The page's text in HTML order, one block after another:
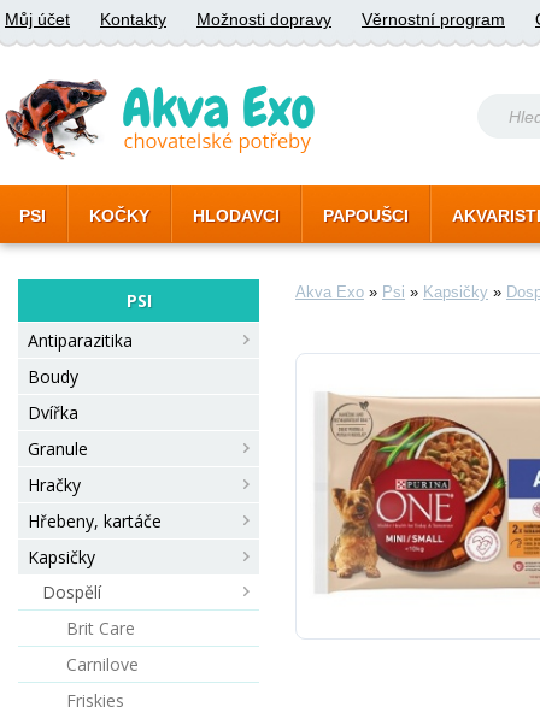
Můj účet Kontakty Možnosti dopravy Věrnostní program
PSI KOČKY HLODAVCI PAPOUŠCI
PSI
Antiparazitika
Boudy
Dvířka
Granule
Hračky
Hřebeny, kartáče
Kapsičky
Dospělí
Brit Care
Carnilove
Friskies
Akva Exo » Psi » Kapsičky »